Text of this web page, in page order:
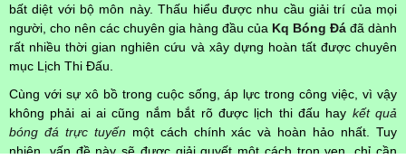
bất diệt với bộ môn này. Thấu hiểu được nhu cầu giải trí của mọi
người, cho nên các chuyên gia hàng đầu của Kq Bóng Đá đã dành
rất nhiều thời gian nghiên cứu và xây dựng hoàn tất được chuyên
mục Lịch Thi Đấu.
Cùng với sự xô bồ trong cuộc sống, áp lực trong công việc, vì vậy
không phải ai ai cũng nắm bắt rõ được lịch thi đấu hay kết quả
bóng đá trực tuyến một cách chính xác và hoàn hảo nhất. Tuy
nhiên, vấn đề này sẽ được giải quyết một cách trọn vẹn, chỉ cần